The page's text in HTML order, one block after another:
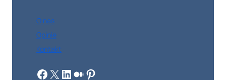
O nas
Opinie
Kontakt
Facebook
X LinkedIn
Medium
Pinterest